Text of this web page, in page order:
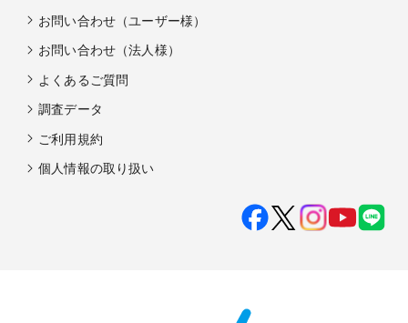
お問い合わせ（ユーザー様）
お問い合わせ（法人様）
よくあるご質問
調査データ
ご利用規約
個人情報の取り扱い